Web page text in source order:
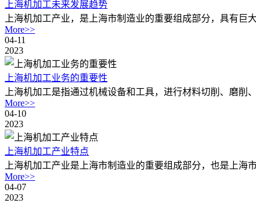
上海机加工未来发展趋势
上海机加工产业，是上海市制造业的重要组成部分，具有
More>>
04-11
2023
上海机加工业务的重要性
上海机加工是指通过机械设备和工具，进行材料切削、磨
More>>
04-10
2023
上海机加工产业特点
上海机加工产业是上海市制造业的重要组成部分，也是上
More>>
04-07
2023